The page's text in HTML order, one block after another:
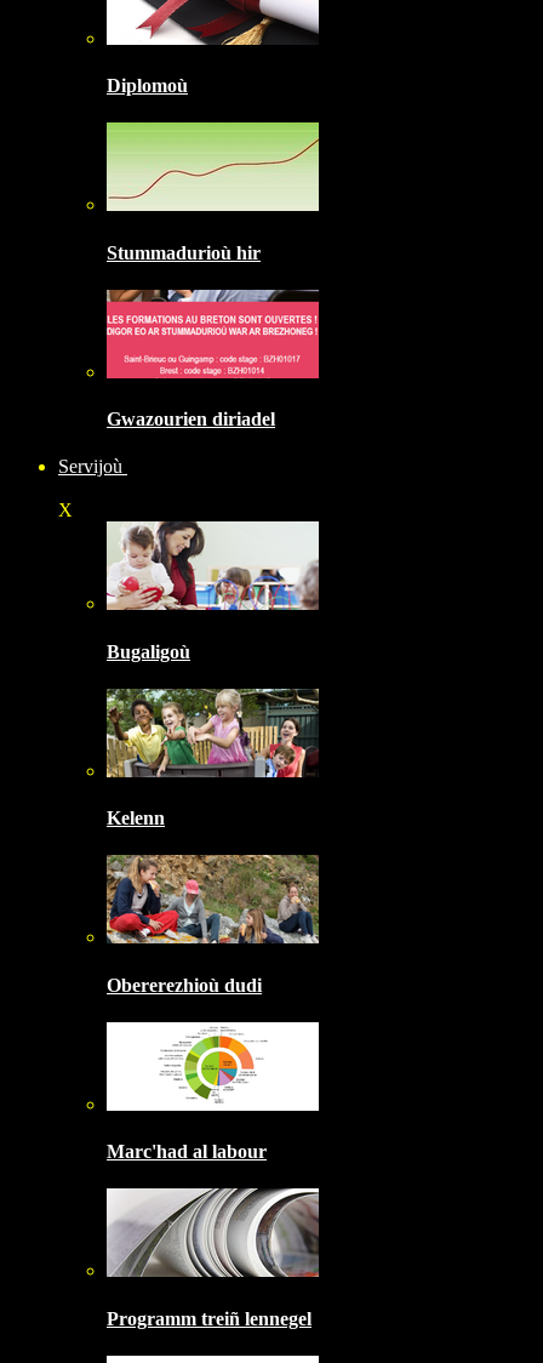
Diplomoù
Stummadurioù hir
Gwazourien diriadel
Servijoù
X
Bugaligoù
Kelenn
Obererezhioù dudi
Marc'had al labour
Programm treiñ lennegel